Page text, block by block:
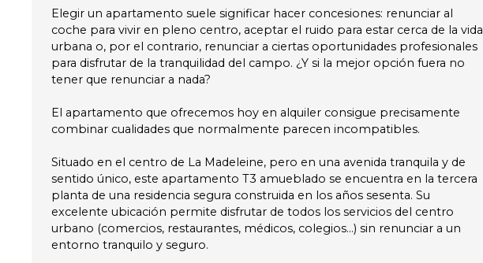
Elegir un apartamento suele significar hacer concesiones: renunciar al
coche para vivir en pleno centro, aceptar el ruido para estar cerca de la vida
urbana o, por el contrario, renunciar a ciertas oportunidades profesionales
para disfrutar de la tranquilidad del campo. ¿Y si la mejor opción fuera no
tener que renunciar a nada?
El apartamento que ofrecemos hoy en alquiler consigue precisamente
combinar cualidades que normalmente parecen incompatibles.
Situado en el centro de La Madeleine, pero en una avenida tranquila y de
sentido único, este apartamento T3 amueblado se encuentra en la tercera
planta de una residencia segura construida en los años sesenta. Su
excelente ubicación permite disfrutar de todos los servicios del centro
urbano (comercios, restaurantes, médicos, colegios...) sin renunciar a un
entorno tranquilo y seguro.